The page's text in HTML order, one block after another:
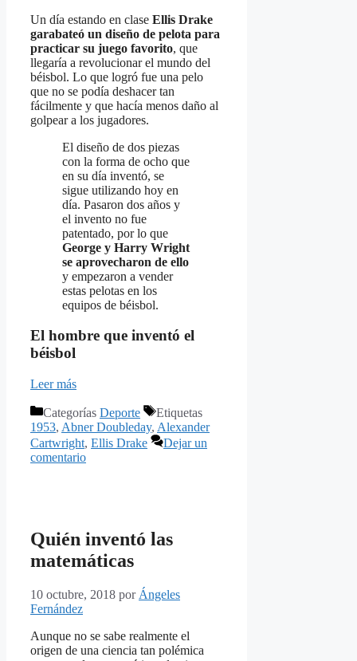
Un día estando en clase Ellis Drake
garabateó un diseño de pelota para
practicar su juego favorito, que
llegaría a revolucionar el mundo del
béisbol. Lo que logró fue una pelo
que no se podía deshacer tan
fácilmente y que hacía menos daño al
golpear a los jugadores.
El diseño de dos piezas
con la forma de ocho que
en su día inventó, se
sigue utilizando hoy en
día. Pasaron dos años y
el invento no fue
patentado, por lo que
George y Harry Wright
se aprovecharon de ello
y empezaron a vender
estas pelotas en los
equipos de béisbol.
El hombre que inventó el
béisbol
Leer más
Categorías Deporte
Etiquetas
1953, Abner Doubleday, Alexander
Cartwright, Ellis Drake
Dejar un
comentario
Quién inventó las
matemáticas
10 octubre, 2018 por Ángeles
Fernández
Aunque no se sabe realmente el
origen de una ciencia tan polémica